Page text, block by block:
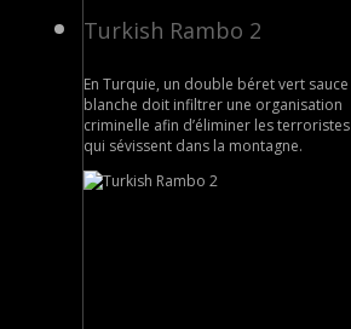
Turkish Rambo 2
En Turquie, un double béret vert sauce
blanche doit infiltrer une organisation
criminelle afin d’éliminer les terroristes
qui sévissent dans la montagne.